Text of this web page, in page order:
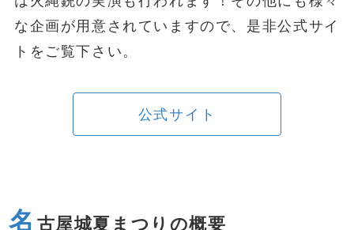
な企画が用意されていますので、是非公式サイ
トをご覧下さい。
公式サイト
名 古屋城夏まつりの概要